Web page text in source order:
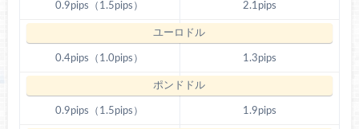
0.9pips（1.5pips） 2.1pips
0.4pips（1.0pips） 1.3pips
0.9pips（1.5pips） 1.9pips